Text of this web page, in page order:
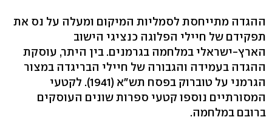
ההגדה מתייחסת לסמליות המיקום ומעלה על נס את
תפקידם של חיילי הפלוגה כנציגי הישוב
הארץ-ישראלי במלחמה בגרמנים. בין היתר, עוסקת
ההגדה בעמידה והגבורה של חיילי הבריגדה במצור
הגרמני על טוברוק בפסח תש"א (1941). לקטעי
המסורתיים נוספו קטעי ספרות שונים העוסקים
ברובם במלחמה.